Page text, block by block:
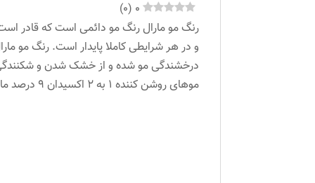
0
(
0
)
رنگ مو مارال رنگ مو دائمی است که قادر
و در هر شرایطی کاملا پایدار است. رنگ مو
موهای روشن کننده ۱ به ۲ اکسیدان ۹ درصد مارال می باشد.